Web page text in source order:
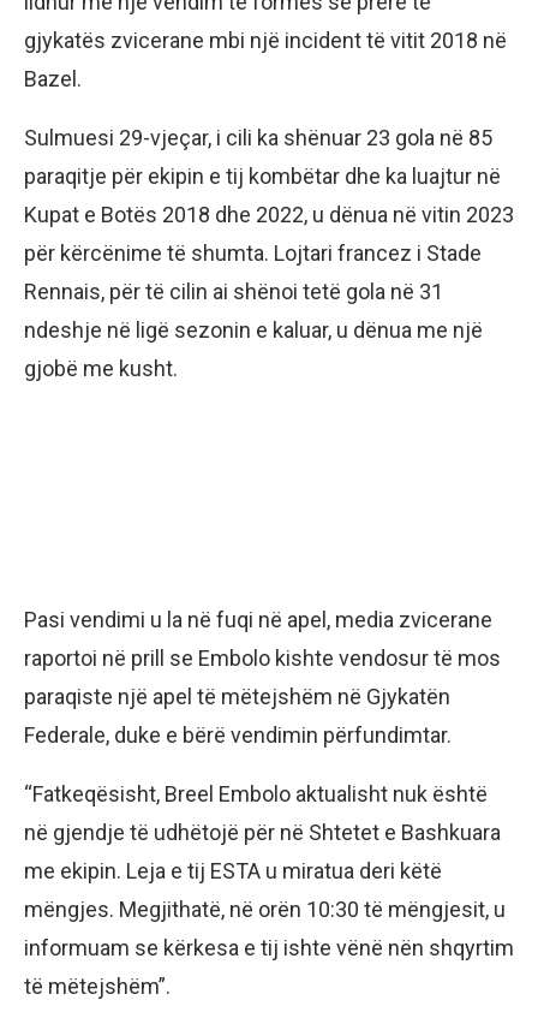
gjykatës zvicerane mbi një incident të vitit 2018 në
Bazel.
Sulmuesi 29-vjeçar, i cili ka shënuar 23 gola në 85
paraqitje për ekipin e tij kombëtar dhe ka luajtur në
Kupat e Botës 2018 dhe 2022, u dënua në vitin 2023
për kërcënime të shumta. Lojtari francez i Stade
Rennais, për të cilin ai shënoi tetë gola në 31
ndeshje në ligë sezonin e kaluar, u dënua me një
gjobë me kusht.
Pasi vendimi u la në fuqi në apel, media zvicerane
raportoi në prill se Embolo kishte vendosur të mos
paraqiste një apel të mëtejshëm në Gjykatën
Federale, duke e bërë vendimin përfundimtar.
“Fatkeqësisht, Breel Embolo aktualisht nuk është
në gjendje të udhëtojë për në Shtetet e Bashkuara
me ekipin. Leja e tij ESTA u miratua deri këtë
mëngjes. Megjithatë, në orën 10:30 të mëngjesit, u
informuam se kërkesa e tij ishte vënë nën shqyrtim
të mëtejshëm”.